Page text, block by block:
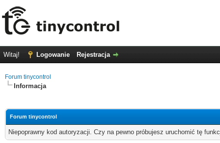
Witaj! Logowanie Rejestracja
Forum tinycontrol
Informacja
Forum tinycontrol
Niepoprawny kod autoryzacji. Czy na pewno próbujesz uruchomić tę